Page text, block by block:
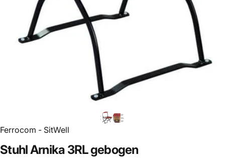
Ferrocom - SitWell
StuhlArnika 3RLgebogen